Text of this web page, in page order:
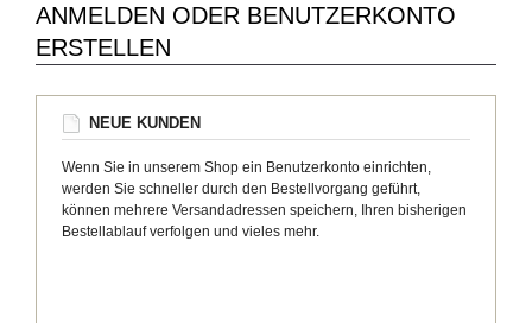
ANMELDEN ODER BENUTZERKONTO
ERSTELLEN
NEUE KUNDEN
Wenn Sie in unserem Shop ein Benutzerkonto einrichten,
werden Sie schneller durch den Bestellvorgang geführt,
können mehrere Versandadressen speichern, Ihren bisherigen
Bestellablauf verfolgen und vieles mehr.